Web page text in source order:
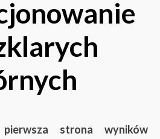
strona wyników